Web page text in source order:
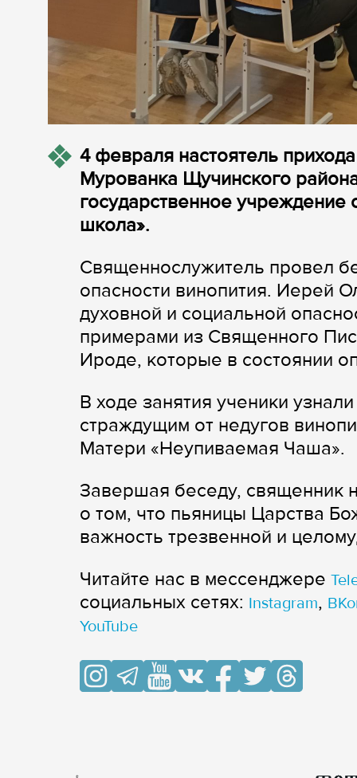
4 февраля настоятель
Мурованка Щучинского
государственное учреждение
школа».
Священнослужитель провел
опасности винопития. Иерей
духовной и социальной
примерами из Священного
Ироде, которые в состоянии
В ходе занятия ученики
страждущим от недугов
Матери «Неупиваемая Чаша».
Завершая беседу, священник
о том, что пьяницы Царства
важность трезвенной и
Читайте нас в мессенджере
cоциальных сетях: Instagram,
YouTube